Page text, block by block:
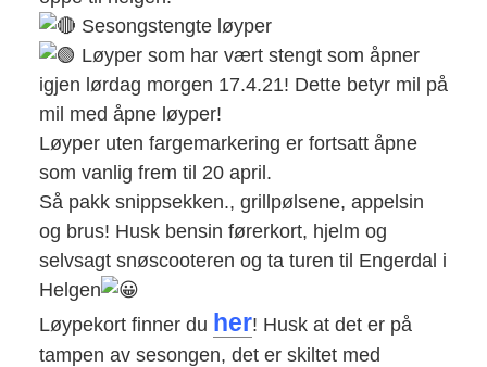
Sesongstengte løyper
Løyper som har vært stengt som åpner
igjen lørdag morgen 17.4.21! Dette betyr mil på
mil med åpne løyper!
Løyper uten fargemarkering er fortsatt åpne
som vanlig frem til 20 april.
Så pakk snippsekken., grillpølsene, appelsin
og brus! Husk bensin førerkort, hjelm og
selvsagt snøscooteren og ta turen til Engerdal i
Helgen
Løypekort finner du her! Husk at det er på
tampen av sesongen, det er skiltet med